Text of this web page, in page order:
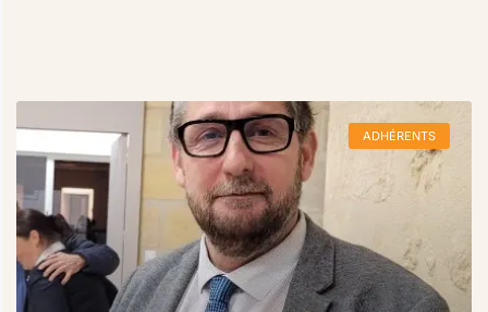
ADHÉRENTS